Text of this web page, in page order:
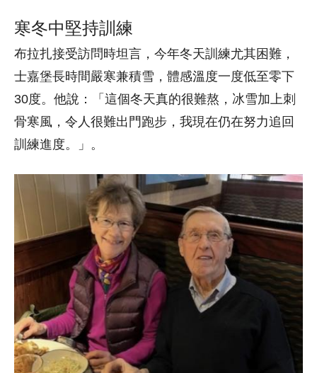
寒冬中堅持訓練
布拉扎接受訪問時坦言，今年冬天訓練尤其困難，
士嘉堡長時間嚴寒兼積雪，體感溫度一度低至零下
30度。他說：「這個冬天真的很難熬，冰雪加上刺
骨寒風，令人很難出門跑步，我現在仍在努力追回
訓練進度。」。